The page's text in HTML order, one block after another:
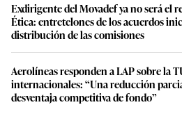
Exdirigente del Movadef ya no será el
Ética: entretelones de los acuerdos
distribución de las comisiones
Aerolíneas responden a LAP sobre la
internacionales: “Una reducción
desventaja competitiva de fondo”